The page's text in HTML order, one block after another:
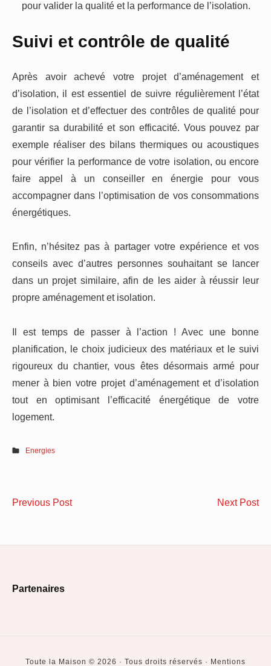
pour valider la qualité et la performance de l’isolation.
Suivi et contrôle de qualité
Après avoir achevé votre projet d’aménagement et
d’isolation, il est essentiel de suivre régulièrement l’état
de l’isolation et d’effectuer des contrôles de qualité pour
garantir sa durabilité et son efficacité. Vous pouvez par
exemple réaliser des bilans thermiques ou acoustiques
pour vérifier la performance de votre isolation, ou encore
faire appel à un conseiller en énergie pour vous
accompagner dans l’optimisation de vos consommations
énergétiques.
Enfin, n’hésitez pas à partager votre expérience et vos
conseils avec d’autres personnes souhaitant se lancer
dans un projet similaire, afin de les aider à réussir leur
propre aménagement et isolation.
Il est temps de passer à l’action ! Avec une bonne
planification, le choix judicieux des matériaux et le suivi
rigoureux du chantier, vous êtes désormais armé pour
mener à bien votre projet d’aménagement et d’isolation
tout en optimisant l’efficacité énergétique de votre
logement.
Energies
Navigation
Previous PostLueur
Next Post
Partenaires
Toute la Maison © 2026 · Tous droits réservés · Mentions